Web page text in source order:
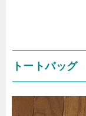
トートバッグ